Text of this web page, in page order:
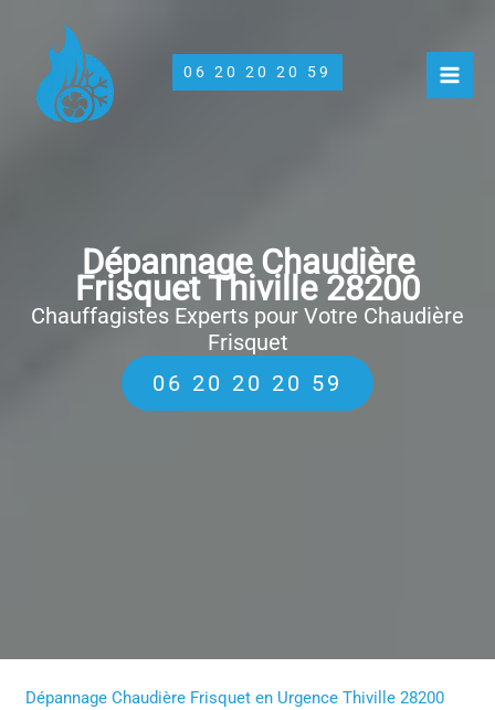
contenu
06 20 20 20 59
Dépannage Chaudière
Frisquet Thiville 28200
Chauffagistes Experts pour Votre Chaudière
Frisquet
06 20 20 20 59
Dépannage Chaudière Frisquet en Urgence Thiville 28200